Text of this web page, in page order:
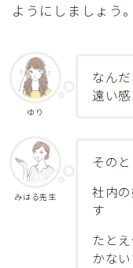
ようにしましょう。
ゆり
なん
遠い
みはる先生
その
社内
す
たと
かな